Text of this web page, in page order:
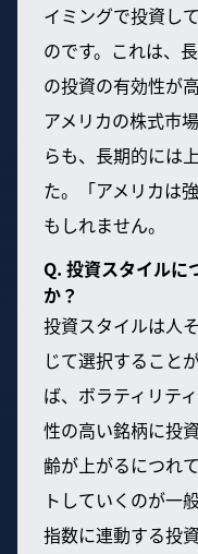
イミングで投資し
のです。これは、
の投資の有効性が
アメリカの株式市
らも、長期的には
た。「アメリカは
もしれません。
Q. 投資スタイルに
か？
投資スタイルは人
じて選択すること
ば、ボラティリテ
性の高い銘柄に投
齢が上がるにつれ
トしていくのが一
指数に連動する投